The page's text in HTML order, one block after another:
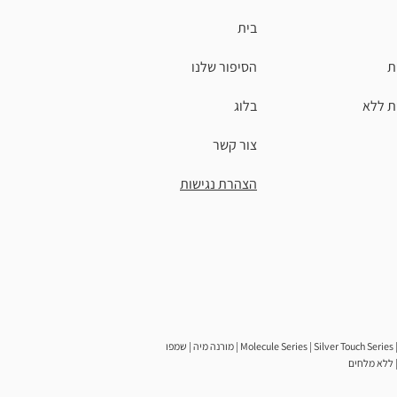
בית
הסיפור שלנו
בלוג
צור קשר
הצהרת נגישות
ללא
מורנה מיה | שמפו | Molecule Series | Silver Touch Series | Nutritive Series | AI Series | מוצרים | פתרונות שיער | מסכת שיער | חומצה היאלורונית | אומגה 3 | שמן ארגן | קרטין | ויטמין E | שמן קיק | שמן צ'יה | בוסווליה | בניית
ללא מלחים